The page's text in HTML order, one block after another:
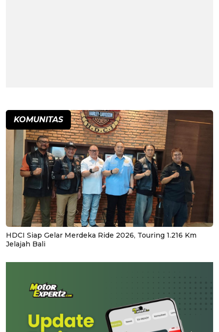
KOMUNITAS
HDCI Siap Gelar Merdeka Ride 2026, Touring 1.216 Km
Jelajah Bali